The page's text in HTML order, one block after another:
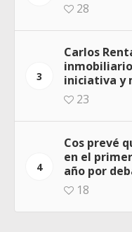
28
3
Carlos
iniciativa y
23
4
Cos prevé
en el
año por
18